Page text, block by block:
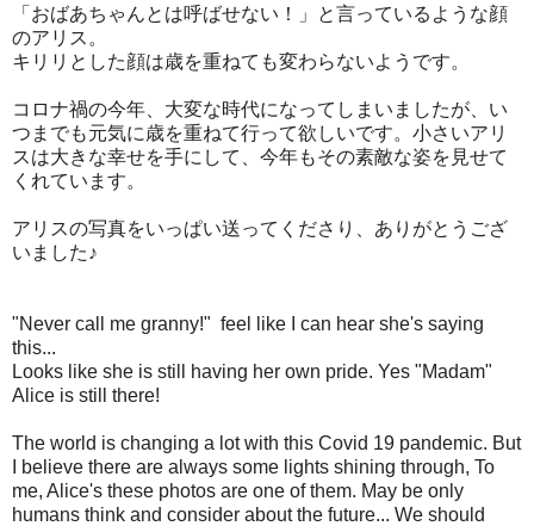
「おばあちゃんとは呼ばせない！」と言っているような顔
のアリス。
キリリとした顔は歳を重ねても変わらないようです。
コロナ禍の今年、大変な時代になってしまいましたが、い
つまでも元気に歳を重ねて行って欲しいです。小さいアリ
スは大きな幸せを手にして、今年もその素敵な姿を見せて
くれています。
アリスの写真をいっぱい送ってくださり、ありがとうござ
いました♪
"Never call me granny!" feel like I can hear she's saying
this...
Looks like she is still having her own pride. Yes "Madam"
Alice is still there!
The world is changing a lot with this Covid 19 pandemic. But
I believe there are always some lights shining through, To
me, Alice's these photos are one of them. May be only
humans think and consider about the future... We should